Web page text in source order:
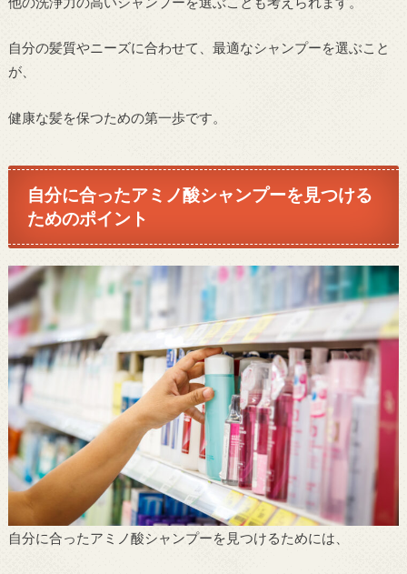
自分の髪質やニーズに合わせて、最適なシャンプーを選ぶこと
が、
健康な髪を保つための第一歩です。
自分に合ったアミノ酸シャンプーを見つける
ためのポイント
自分に合ったアミノ酸シャンプーを見つけるためには、